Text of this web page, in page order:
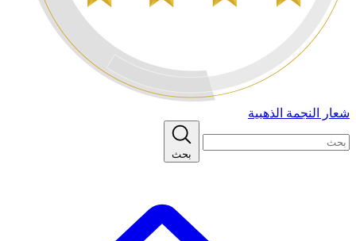
شعار النجمة الذهبية
بحث